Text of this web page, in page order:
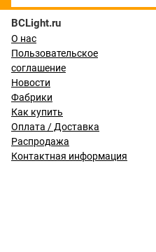
BCLight.ru
О нас
Пользовательское
соглашение
Новости
Фабрики
Как купить
Оплата / Доставка
Распродажа
Контактная информация